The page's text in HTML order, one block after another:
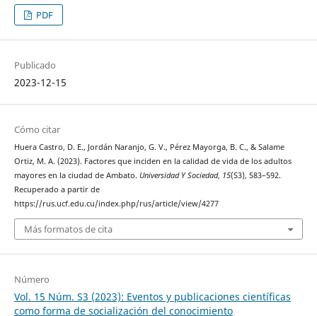
PDF
Publicado
2023-12-15
Cómo citar
Huera Castro, D. E., Jordán Naranjo, G. V., Pérez Mayorga, B. C., & Salame
Ortiz, M. A. (2023). Factores que inciden en la calidad de vida de los adultos
mayores en la ciudad de Ambato. Universidad Y Sociedad, 15(S3), 583–592.
Recuperado a partir de
https://rus.ucf.edu.cu/index.php/rus/article/view/4277
Más formatos de cita
Número
Vol. 15 Núm. S3 (2023): Eventos y publicaciones científicas
como forma de socialización del conocimiento